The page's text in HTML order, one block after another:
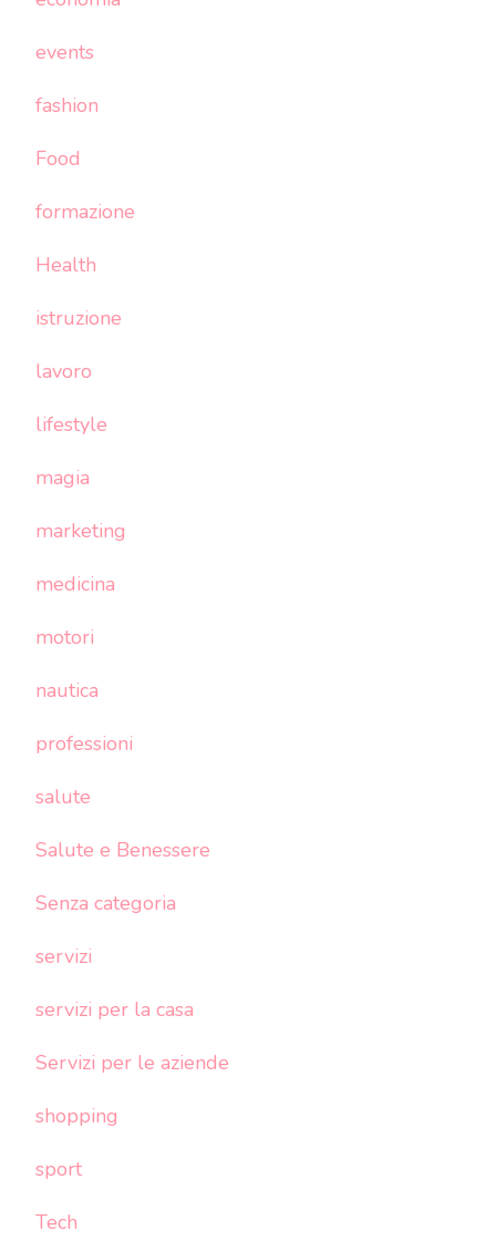
events
fashion
Food
formazione
Health
istruzione
lavoro
lifestyle
magia
marketing
medicina
motori
nautica
professioni
salute
Salute e Benessere
Senza categoria
servizi
servizi per la casa
Servizi per le aziende
shopping
sport
Tech